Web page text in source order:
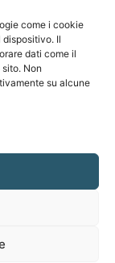
come i cookie
Il
dati come il
Non
su alcune